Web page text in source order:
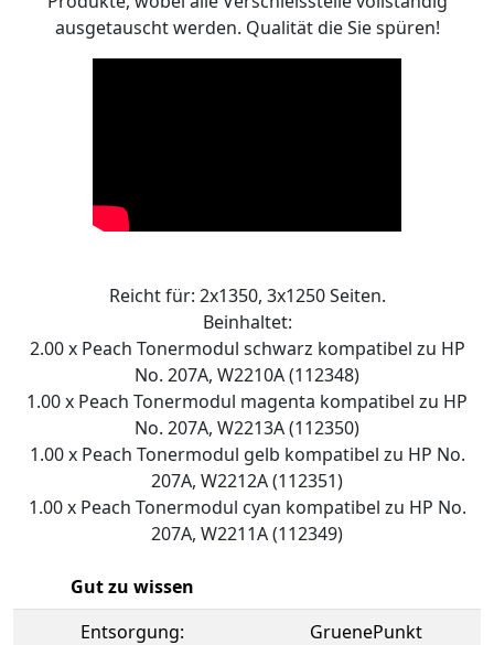
ausgetauscht werden. Qualität die Sie spüren!
Reicht für: 2x1350, 3x1250 Seiten.
Beinhaltet:
2.00 x Peach Tonermodul schwarz kompatibel zu HP
No. 207A, W2210A (112348)
1.00 x Peach Tonermodul magenta kompatibel zu HP
No. 207A, W2213A (112350)
1.00 x Peach Tonermodul gelb kompatibel zu HP No.
207A, W2212A (112351)
1.00 x Peach Tonermodul cyan kompatibel zu HP No.
207A, W2211A (112349)
Gut zu wissen
Entsorgung:
GruenePunkt